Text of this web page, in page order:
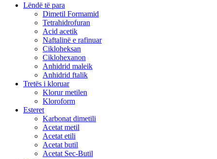
Lëndë të para
Dimetil Formamid
Tetrahidrofuran
Acid acetik
Naftalinë e rafinuar
Cikloheksan
Ciklohexanon
Anhidrid maleik
Anhidrid ftalik
Tretës i kloruar
Klorur metilen
Kloroform
Esteret
Karbonat dimetili
Acetat metil
Acetat etili
Acetat butil
Acetat Sec-Butil